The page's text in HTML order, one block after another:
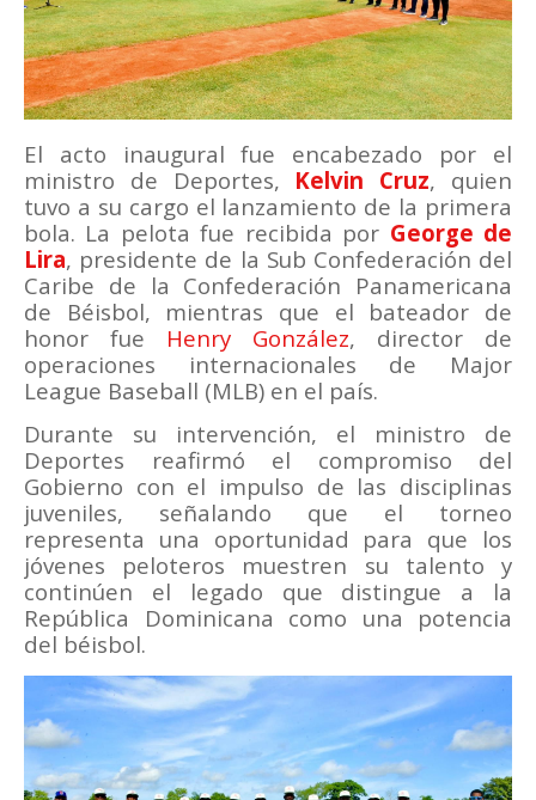
El acto inaugural fue encabezado por el
ministro de Deportes, Kelvin Cruz, quien
tuvo a su cargo el lanzamiento de la primera
bola. La pelota fue recibida por George de
Lira, presidente de la Sub Confederación del
Caribe de la Confederación Panamericana
de Béisbol, mientras que el bateador de
honor fue Henry González, director de
operaciones internacionales de Major
League Baseball (MLB) en el país.
Durante su intervención, el ministro de
Deportes reafirmó el compromiso del
Gobierno con el impulso de las disciplinas
juveniles, señalando que el torneo
representa una oportunidad para que los
jóvenes peloteros muestren su talento y
continúen el legado que distingue a la
República Dominicana como una potencia
del béisbol.